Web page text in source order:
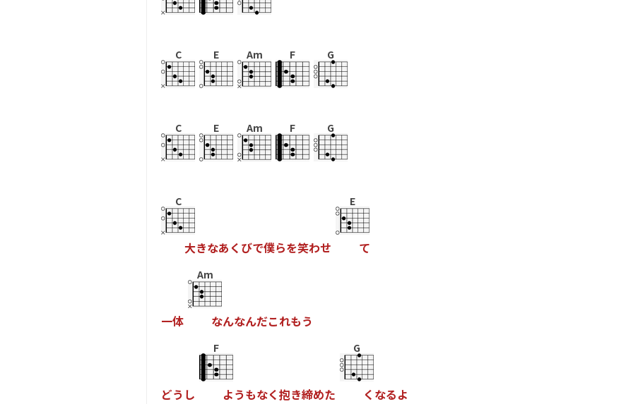
C E Am F G
C E Am F G
C
大きなあ く びで僕らを笑わせ
E
て
一体
Am
なんなんだこれもう
どう し
F
ようもなく抱き締めた
G
く なるよ